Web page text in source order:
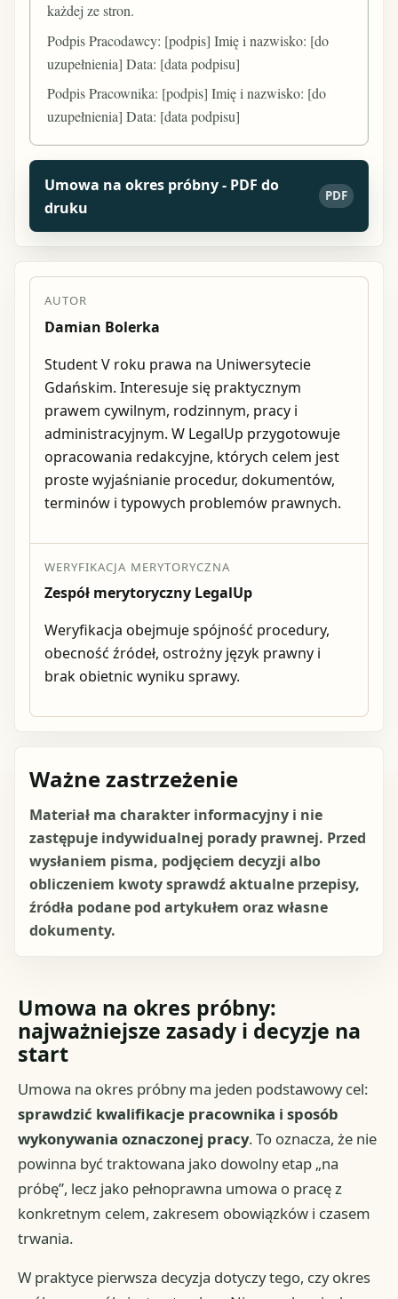
każdej ze stron.
Podpis Pracodawcy: [podpis] Imię i nazwisko: [do
uzupełnienia] Data: [data podpisu]
Podpis Pracownika: [podpis] Imię i nazwisko: [do
uzupełnienia] Data: [data podpisu]
Umowa na okres próbny - PDF do
druku
PDF
AUTOR
Damian Bolerka
Student V roku prawa na Uniwersytecie
Gdańskim. Interesuje się praktycznym
prawem cywilnym, rodzinnym, pracy i
administracyjnym. W LegalUp przygotowuje
opracowania redakcyjne, których celem jest
proste wyjaśnianie procedur, dokumentów,
terminów i typowych problemów prawnych.
WERYFIKACJA MERYTORYCZNA
Zespół merytoryczny LegalUp
Weryfikacja obejmuje spójność procedury,
obecność źródeł, ostrożny język prawny i
brak obietnic wyniku sprawy.
Ważne zastrzeżenie
Materiał ma charakter informacyjny i nie
zastępuje indywidualnej porady prawnej. Przed
wysłaniem pisma, podjęciem decyzji albo
obliczeniem kwoty sprawdź aktualne przepisy,
źródła podane pod artykułem oraz własne
dokumenty.
Umowa na okres próbny:
najważniejsze zasady i decyzje na
start
Umowa na okres próbny ma jeden podstawowy cel:
sprawdzić kwalifikacje pracownika i sposób
wykonywania oznaczonej pracy. To oznacza, że nie
powinna być traktowana jako dowolny etap „na
próbę”, lecz jako pełnoprawna umowa o pracę z
konkretnym celem, zakresem obowiązków i czasem
trwania.
W praktyce pierwsza decyzja dotyczy tego, czy okres